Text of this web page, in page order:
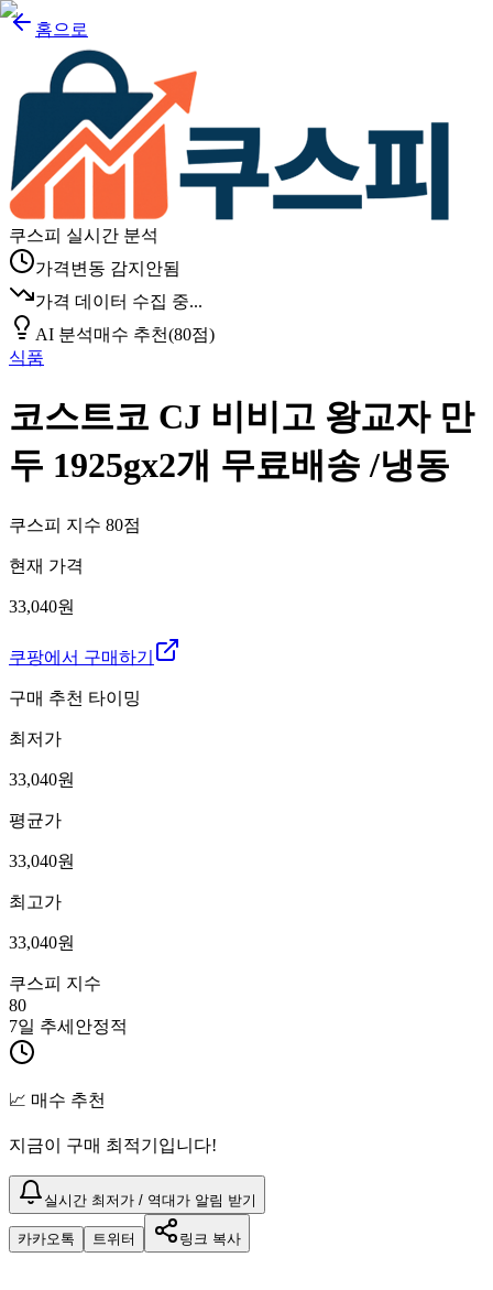
홈으로
쿠스피 실시간 분석
가격변동 감지안됨
가격 데이터 수집 중...
AI 분석매수 추천(80점)
식품
코스트코 CJ 비비고 왕교자 만
두 1925gx2개 무료배송 /냉동
쿠스피 지수 80점
현재 가격
33,040원
쿠팡에서 구매하기
구매 추천 타이밍
최저가
33,040원
평균가
33,040원
최고가
33,040원
쿠스피 지수
80
7일 추세 안정적
📈 매수 추천
지금이 구매 최적기입니다!
실시간 최저가 / 역대가 알림 받기
카카오톡 트위터 링크 복사